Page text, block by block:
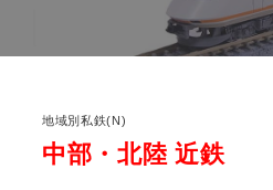
地域別私鉄(N)
中部・北陸 近鉄